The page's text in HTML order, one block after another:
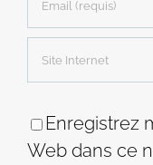
Enregistrez
Web dans ce